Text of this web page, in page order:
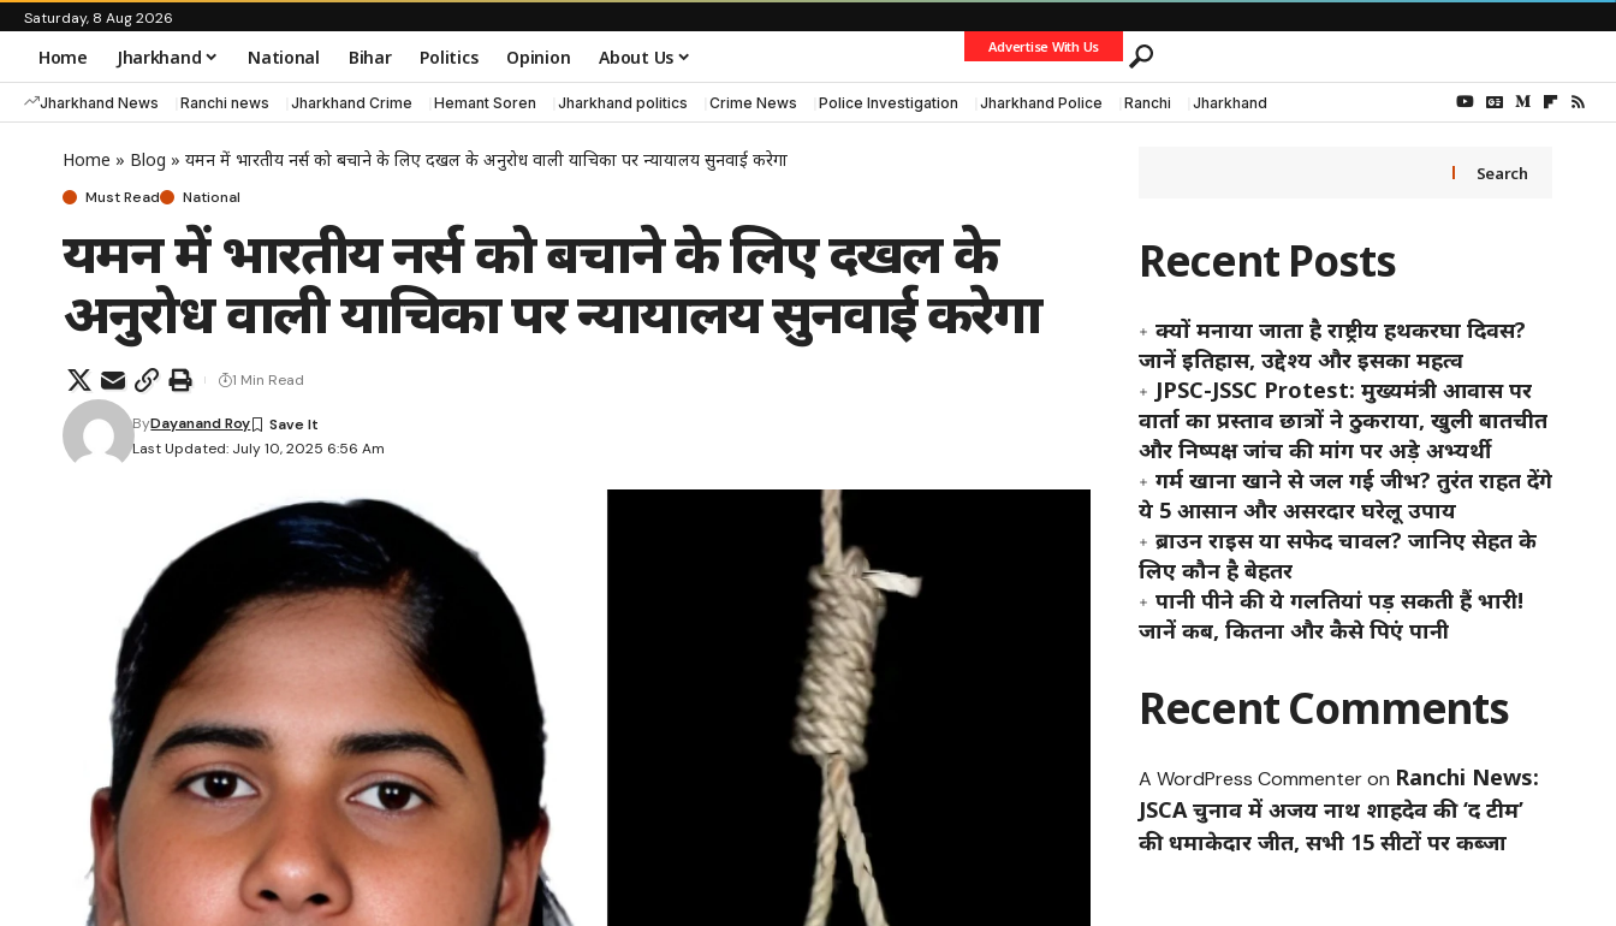
Saturday, 8 Aug 2026
Home Jharkhand National Bihar Politics Opinion About Us Advertise With Us
Jharkhand News Ranchi news Jharkhand Crime Hemant Soren Jharkhand politics Crime News Police Investigation Jharkhand Police Ranchi Jharkhand
Home » Blog » यमन में भारतीय नर्स को बचाने के लिए दखल के अनुरोध वाली याचिका पर न्यायालय सुनवाई करेगा
Must Read National
यमन में भारतीय नर्स को बचाने के लिए दखल के
अनुरोध वाली याचिका पर न्यायालय सुनवाई करेगा
Last Updated: July 10, 2025 6:56 Am
ByDayanand Roy
1 Min Read
Search
Recent Posts
क्यों मनाया जाता है राष्ट्रीय हथकरघा दिवस?
जानें इतिहास, उद्देश्य और इसका महत्व
JPSC-JSSC Protest: मुख्यमंत्री आवास पर
वार्ता का प्रस्ताव छात्रों ने ठुकराया, खुली बातचीत
और निष्पक्ष जांच की मांग पर अड़े अभ्यर्थी
गर्म खाना खाने से जल गई जीभ? तुरंत राहत देंगे
ये 5 आसान और असरदार घरेलू उपाय
ब्राउन राइस या सफेद चावल? जानिए सेहत के
लिए कौन है बेहतर
पानी पीने की ये गलतियां पड़ सकती हैं भारी!
जानें कब, कितना और कैसे पिएं पानी
Recent Comments
A WordPress Commenteron Ranchi News:
JSCA चुनाव में अजय नाथ शाहदेव की ‘द टीम’
की धमाकेदार जीत, सभी 15 सीटों पर कब्जा